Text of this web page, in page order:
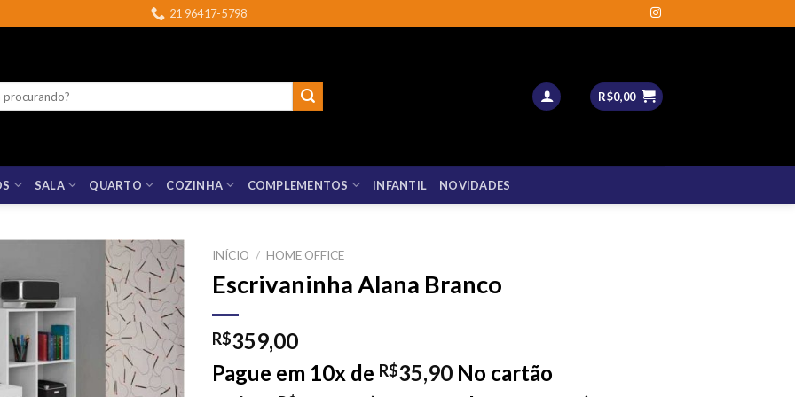
21 96417-5798
R$0,00
SALA QUARTO COZINHA COMPLEMENTOS INFANTIL NOVIDADES
INÍCIO / HOME OFFICE
Escrivaninha Alana Branco
R$359,00
Pague em 10x de R$35,90 No cartão